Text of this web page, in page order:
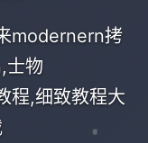
modernern拷
士物
程,细致教程大